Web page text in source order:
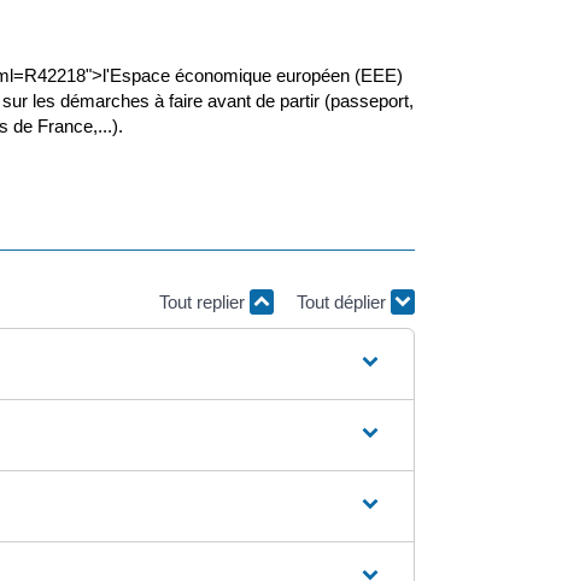
économique européen (EEE)
les démarches à faire avant de partir (passeport,
de France,...).
Tout replier Tout déplier